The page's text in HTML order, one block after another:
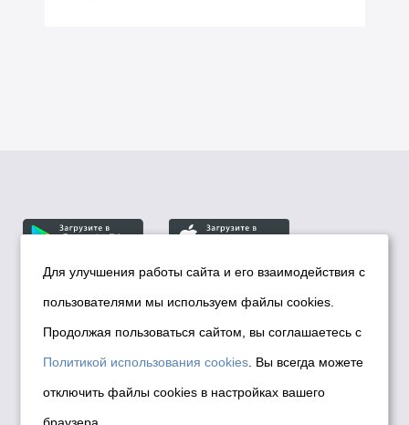
© Департамент информационной политики мэрии
города Новосибирска, 2026
Политика использования Cookies
Политика по обработке персональных
данных в информационных системах
Для улучшения работы сайта и его взаимодействия с
пользователями мы используем файлы cookies.
Продолжая пользоваться сайтом, вы соглашаетесь с
Политикой использования cookies . Вы всегда можете
отключить файлы cookies в настройках вашего